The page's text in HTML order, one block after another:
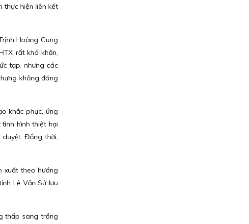
thực hiện liên kết
Hoàng Cung
rất khó khăn,
tạp, nhưng các
không đáng
khắc phục, ứng
hình thiệt hại
duyệt. Đồng thời,
xuất theo hướng
Lê Văn Sử lưu
thấp sang trồng